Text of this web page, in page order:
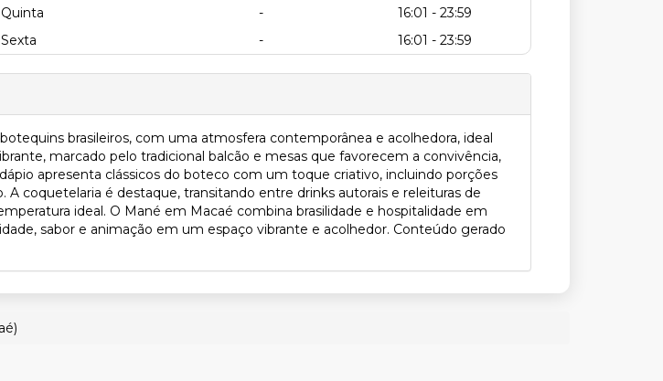
Quinta
-
16:01 - 23:59
Sexta
- 16:01 - 23:59
brasileiros, com uma atmosfera contemporânea e acolhedora, ideal
marcado pelo tradicional balcão e mesas que favorecem a convivência,
apresenta clássicos do boteco com um toque criativo, incluindo porções
coquetelaria é destaque, transitando entre drinks autorais e releituras de
ideal. O Mané em Macaé combina brasilidade e hospitalidade em
sabor e animação em um espaço vibrante e acolhedor. Conteúdo gerado